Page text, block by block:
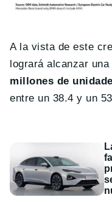
A la vista de este
logrará alcanzar
millones de
entre un 38.4 y un